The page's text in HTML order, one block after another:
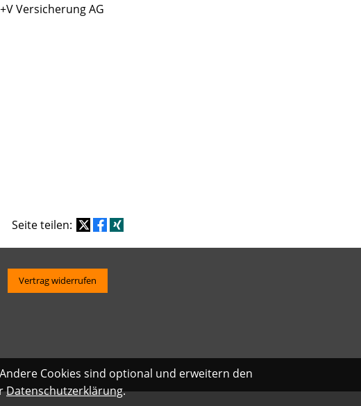
Versicherung AG
Seite teilen:
Vertrag widerrufen
Cookies sind optional und erweitern den
Datenschutzerklärung.